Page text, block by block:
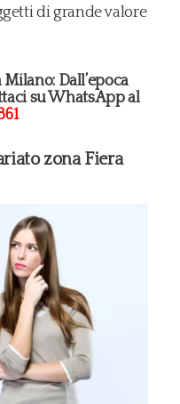
di grande valore
Dall’epoca
su WhatsApp al
zona Fiera